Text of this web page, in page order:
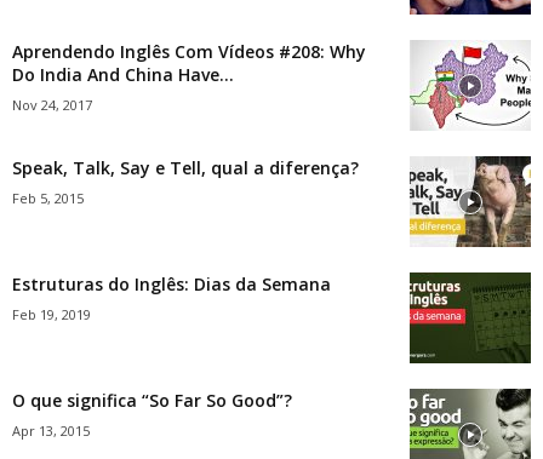
Aprendendo Inglês Com Vídeos #208: Why
Do India And China Have...
Nov 24, 2017
Speak, Talk, Say e Tell, qual a diferença?
Feb 5, 2015
Estruturas do Inglês: Dias da Semana
Feb 19, 2019
O que significa “So Far So Good”?
Apr 13, 2015